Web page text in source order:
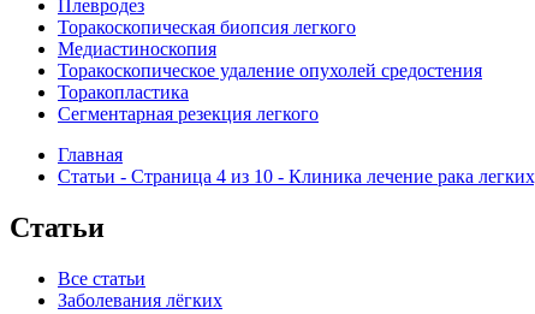
Плевродез
Торакоскопическая биопсия легкого
Медиастиноскопия
Торакоскопическое удаление опухолей средостения
Торакопластика
Сегментарная резекция легкого
Главная
Статьи - Страница 4 из 10 - Клиника лечение рака
Статьи
Все статьи
Заболевания лёгких